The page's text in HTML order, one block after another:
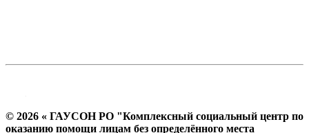
© 2026 « ГАУСОН РО "Комплексный социальный центр по
оказанию помощи лицам без определённого места